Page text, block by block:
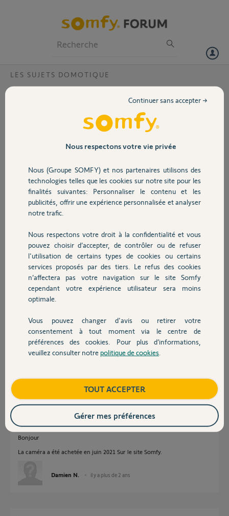
Volet
Sécurité
Domotique
Chauffage
Autres produits
Devis avec un pro
Contact
LES SUJETS DOMOTIQUE
Clapet camera indoor reste coincé
Lors de la mise en fonctionnement de l’alarme, de façon régulière le
J’ai déjà suivi les procédures habituelles sans aucune efficacité.
fabrication comme vu dans d’autres discussions dans le
forum.
Que dois-je faire pour avoir un remplacement de la caméra
défectueuse ?
Damien Nerenhausen
Damien N.
il y a plus de 2 ans
Réponses
Bonjour
Quel âge a cette caméra ?
il y a plus de 2 ans
Bonjour
La caméra a été achetée en juin 2021 Sur le site Somfy.
Damien N. il y a plus de 2 ans
Nous respectons votre vie privée
Nous (Groupe SOMFY) et nos partenaires utilisons des
technologies telles que les cookies sur notre site pour les
finalités suivantes: Personnaliser le contenu et les
publicités, offrir une expérience personnalisée et analyser
notre trafic.
Nous respectons votre droit à la confidentialité et vous
pouvez choisir d’accepter, de contrôler ou de refuser
l'utilisation de certains types de cookies ou certains
services proposés par des tiers. Le refus des cookies
n’affectera pas votre navigation sur le site Somfy
cependant votre expérience utilisateur sera moins
optimale.
Vous pouvez changer d'avis ou retirer votre
consentement à tout moment via le centre de
préférences des cookies. Pour plus d’informations,
veuillez consulter notre politique de cookies
Continuer sans accepter →
TOUT ACCEPTER
Gérer mes préférences